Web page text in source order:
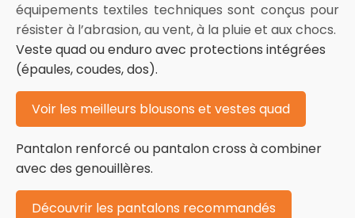
équipements textiles techniques sont conçus pour
résister à l’abrasion, au vent, à la pluie et aux chocs.
Veste quad ou enduro avec protections intégrées
(épaules, coudes, dos).
Voir les meilleurs blousons et vestes quad
Pantalon renforcé ou pantalon cross à combiner
avec des genouillères.
Découvrir les pantalons recommandés